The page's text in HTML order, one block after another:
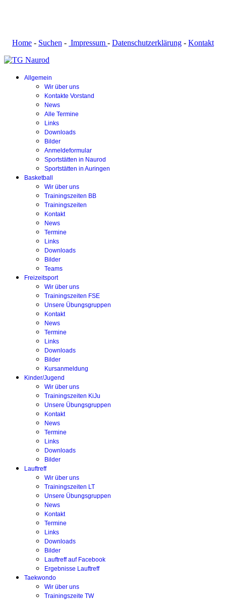
Home - Suchen - Impressum - Datenschutzerklärung - Kontakt
Allgemein
Wir über uns
Kontakte Vorstand
News
Alle Termine
Links
Downloads
Bilder
Anmeldeformular
Sportstätten in Naurod
Sportstätten in Auringen
Basketball
Wir über uns
Trainingszeiten BB
Trainingszeiten
Kontakt
News
Termine
Links
Downloads
Bilder
Teams
Freizeitsport
Wir über uns
Trainingszeiten FSE
Unsere Übungsgruppen
Kontakt
News
Termine
Links
Downloads
Bilder
Kursanmeldung
Kinder/Jugend
Wir über uns
Trainingszeiten KiJu
Unsere Übungsgruppen
Kontakt
News
Termine
Links
Downloads
Bilder
Lauftreff
Wir über uns
Trainingszeiten LT
Unsere Übungsgruppen
News
Kontakt
Termine
Links
Downloads
Bilder
Lauftreff auf Facebook
Ergebnisse Lauftreff
Taekwondo
Wir über uns
Trainingszeite TW